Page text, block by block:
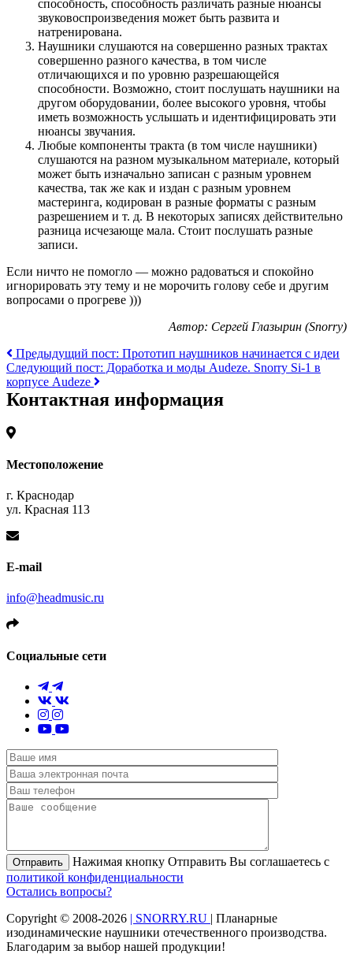
способность, способность различать разные нюансы
звуковоспроизведения может быть развита и
натренирована.
Наушники слушаются на совершенно разных трактах
совершенно разного качества, в том числе
отличающихся и по уровню разрешающейся
способности. Возможно, стоит послушать наушники на
другом оборудовании, более высокого уровня, чтобы
иметь возможность услышать и идентифицировать эти
нюансы звучания.
Любые компоненты тракта (в том числе наушники)
слушаются на разном музыкальном материале, который
может быть изначально записан с разным уровнем
качества, так же как и издан с разным уровнем
мастеринга, кодирован в разные форматы с разным
разрешением и т. д. В некоторых записях действительно
разница исчезающе мала. Стоит послушать разные
записи.
Если ничто не помогло — можно радоваться и спокойно
игнорировать эту тему и не морочить голову себе и другим
вопросами о прогреве )))
Автор: Сергей Глазырин (Snorry)
Предыдущий пост: Прототип наушников начинается с идеи
Следующий пост: Доработка и моды Audeze. Snorry Si-1 в
корпусе Audeze
Контактная информация
Местоположение
г. Краснодар
ул. Красная 113
E-mail
info@headmusic.ru
Социальные сети
Отправить
Нажимая кнопку Отправить Вы соглашаетесь с
политикой конфиденциальности
Остались вопросы?
Copyright © 2008-2026 | SNORRY.RU | Планарные
изодинамические наушники отечественного производства.
Благодарим за выбор нашей продукции!